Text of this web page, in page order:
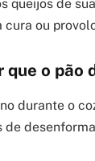
queijos de
cura ou
que o pão
durante o
de